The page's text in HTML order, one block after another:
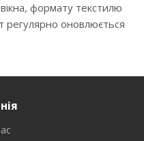
формату текстилю
регулярно оновлюється